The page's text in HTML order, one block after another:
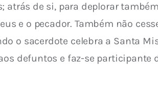
atrás de si, para deplorar
e o pecador. Também não
o sacerdote celebra a Santa
defuntos e faz-se participante